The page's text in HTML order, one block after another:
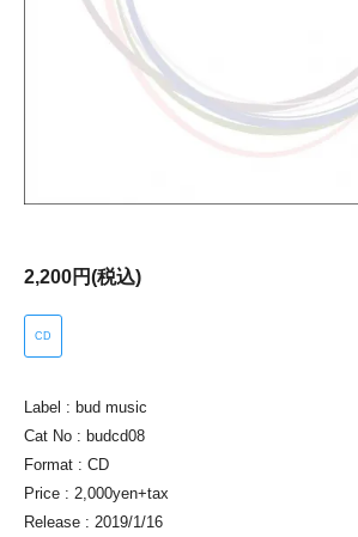
2,200円(税込)
CD
Label : bud music
Cat No : budcd08
Format : CD
Price : 2,000yen+tax
Release : 2019/1/16